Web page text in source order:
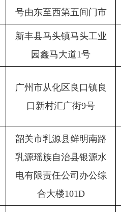
号由东至西第五间门市
新丰县马头镇马头工业
园鑫马大道1号
广州市从化区良口镇良
口新村汇广街9号
韶关市乳源县鲜明南路
乳源瑶族自治县银源水
电有限责任公司办公综
合大楼101D